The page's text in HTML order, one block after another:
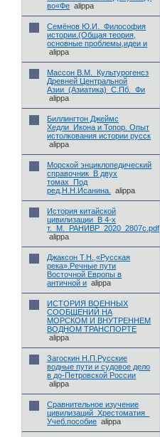
во«Фе alippa
Семёнов Ю.И._Философия
истории.(Общая теория,
основные проблемы,идеи и
alippa
Массон В.М._Культурогенсз
Древней Центральной
Азии_(Азиатика)_С.Пб._Фи
alippa
Биллингтон Джеймс
Хедли_Икона и Топор. Опыт
истолкования истории русск
alippa
Морской энциклопедический
справочник_В двух
томах_Под
ред.Н.Н.Исанина.
alippa
История китайской
цивилизации_В 4-х
т._М._РАНИВР_2020_2807с.pdf
alippa
Джаксон Т.Н.,«Русская
река».Речные пути
Восточной Европы в
античной и alippa
ИСТОРИЯ ВОЕННЫХ
СООБЩЕНИЙ НА
МОРСКОМ И ВНУТРЕННЕМ
ВОДНОМ ТРАНСПОРТЕ
alippa
Загоскин Н.П.Русские
водные пути и судовое дело
в до-Петровской России
alippa
Сравнительное изучение
цивилизаций_Хрестоматия_
Учеб.пособие alippa